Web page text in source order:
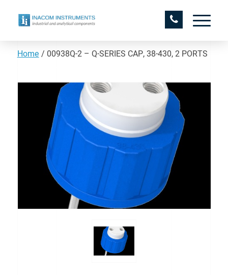
Home / 00938Q-2 – Q-SERIES CAP, 38-430, 2 PORTS